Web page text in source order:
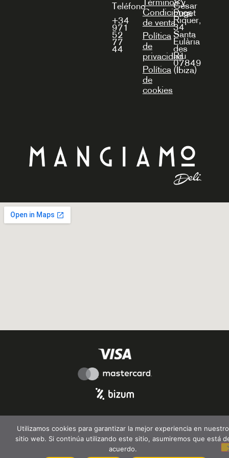
Teléfono
+34
971
52
77
44
Condiciones
de venta
Política
de
privacidad
Política
de
cookies
Cèsar
Puget
Riquer,
34
Santa
Eulària
des
Riu
07849
(Ibiza)
Utilizamos cookies para garantizar la mejor experiencia en nuestro
sitio web. Si continúa utilizando este sitio, asumiremos que está
acuerdo.